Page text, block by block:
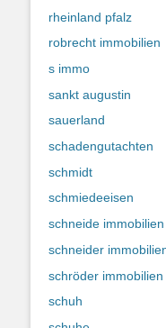
rheinland pfalz
robrecht immobilien
s immo
sankt augustin
sauerland
schadengutachten
schmidt
schmiedeeisen
schneide immobilien
schneider
schröder immobilien
schuh